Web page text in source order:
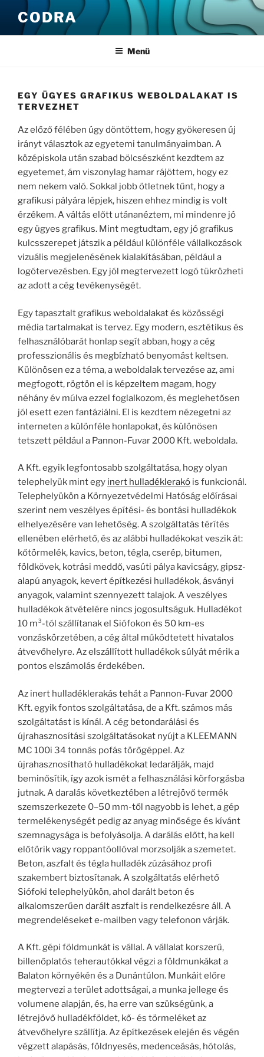
Tartalomhoz
CODRA
Menü
EGY ÜGYES GRAFIKUS WEBOLDALAKAT IS
TERVEZHET
Az előző félében úgy döntöttem, hogy gyökeresen új
irányt választok az egyetemi tanulmányaimban. A
középiskola után szabad bölcsészként kezdtem az
egyetemet, ám viszonylag hamar rájöttem, hogy ez
nem nekem való. Sokkal jobb ötletnek tűnt, hogy a
grafikusi pályára lépjek, hiszen ehhez mindig is volt
érzékem. A váltás előtt utánanéztem, mi mindenre jó
egy ügyes grafikus. Mint megtudtam, egy jó grafikus
kulcsszerepet játszik a például különféle vállalkozások
vizuális megjelenésének kialakításában, például a
logótervezésben. Egy jól megtervezett logó tükrözheti
az adott a cég tevékenységét.
Egy tapasztalt grafikus weboldalakat és közösségi
média tartalmakat is tervez. Egy modern, esztétikus és
felhasználóbarát honlap segít abban, hogy a cég
professzionális és megbízható benyomást keltsen.
Különösen ez a téma, a weboldalak tervezése az, ami
megfogott, rögtön el is képzeltem magam, hogy
néhány év múlva ezzel foglalkozom, és meglehetősen
jól esett ezen fantáziálni. El is kezdtem nézegetni az
interneten a különféle honlapokat, és különösen
tetszett például a Pannon-Fuvar 2000 Kft. weboldala.
A Kft. egyik legfontosabb szolgáltatása, hogy olyan
telephelyük mint egy inert hulladéklerakó is funkcionál.
Telephelyükön a Környezetvédelmi Hatóság előírásai
szerint nem veszélyes építési- és bontási hulladékok
elhelyezésére van lehetőség. A szolgáltatás térítés
ellenében elérhető, és az alábbi hulladékokat veszik át:
kőtörmelék, kavics, beton, tégla, cserép, bitumen,
földkövek, kotrási meddő, vasúti pálya kavicságy, gipsz-
alapú anyagok, kevert építkezési hulladékok, ásványi
anyagok, valamint szennyezett talajok. A veszélyes
hulladékok átvételére nincs jogosultságuk. Hulladékot
10 m³-tól szállítanak el Siófokon és 50 km-es
vonzáskörzetében, a cég által működtetett hivatalos
átvevőhelyre. Az elszállított hulladékok súlyát mérik a
pontos elszámolás érdekében.
Az inert hulladéklerakás tehát a Pannon-Fuvar 2000
Kft. egyik fontos szolgáltatása, de a Kft. számos más
szolgáltatást is kínál. A cég betondarálási és
újrahasznosítási szolgáltatásokat nyújt a KLEEMANN
MC 100i 34 tonnás pofás törőgéppel. Az
újrahasznosítható hulladékokat ledarálják, majd
beminősítik, így azok ismét a felhasználási körforgásba
jutnak. A daralás következtében a létrejövő termék
szemszerkezete 0–50 mm-től nagyobb is lehet, a gép
termelékenységét pedig az anyag minősége és kívánt
szemnagysága is befolyásolja. A darálás előtt, ha kell
előtörik vagy roppantóollóval morzsolják a szemetet.
Beton, aszfalt és tégla hulladék zúzásához profi
szakembert biztosítanak. A szolgáltatás elérhető
Siófoki telephelyükön, ahol darált beton és
alkalomszerűen darált aszfalt is rendelkezésre áll. A
megrendeléseket e-mailben vagy telefonon várják.
A Kft. gépi földmunkát is vállal. A vállalat korszerű,
billenőplatós teherautókkal végzi a földmunkákat a
Balaton környékén és a Dunántúlon. Munkáit előre
megtervezi a terület adottságai, a munka jellege és
volumene alapján, és, ha erre van szükségünk, a
létrejövő hulladékföldet, kő- és törmeléket az
átvevőhelyre szállítja. Az építkezések elején és végén
végzett alapásás, földnyesés, medenceásás, hótolás,